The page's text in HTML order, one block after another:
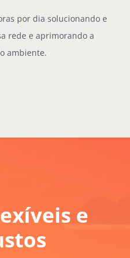
por dia solucionando e
rede e aprimorando a
ambiente.
e